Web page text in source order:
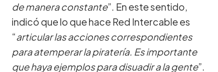
de manera constante”. En este sentido,
indicó que lo que hace Red Intercable es
“articular las acciones correspondientes
para atemperar la piratería. Es importante
que haya ejemplos para disuadir a la gente”.